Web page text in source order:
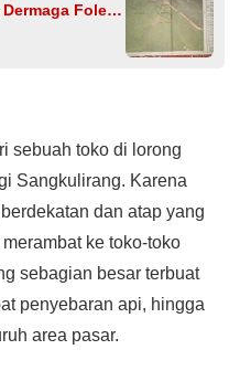
Foley
sebuah toko di lorong
Sangkulirang. Karena
dan atap yang
ke toko-toko
sebagian besar terbuat
penyebaran api, hingga
area pasar.